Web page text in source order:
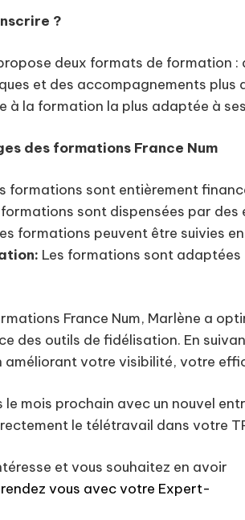
?
deux formats de formation
et des accompagnements
à la formation la plus adaptée à
des formations France Num
formations sont entièrement
formations sont dispensées par des
formations peuvent être suivies
Les formations sont
France Num, Marlène a
des outils de fidélisation. En
améliorant votre visibilité, votre
le mois prochain avec un nouvel
le télétravail dans votre
et vous souhaitez en avoir
rendez vous avec votre Expert-